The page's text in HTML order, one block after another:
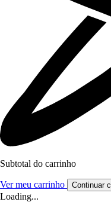
Subtotal do carrinho
Ver meu carrinho Continuar
Loading...